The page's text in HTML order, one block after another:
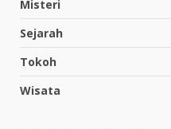
Misteri
Sejarah
Tokoh
Wisata